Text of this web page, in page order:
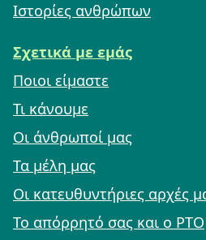
Ιστορίες ανθρώπων
Σχετικά με εμάς
Ποιοι είμαστε
Τι κάνουμε
Οι άνθρωποί μας
Τα μέλη μας
Οι κατευθυντήριες αρχές
Το απόρρητό σας και ο PTO